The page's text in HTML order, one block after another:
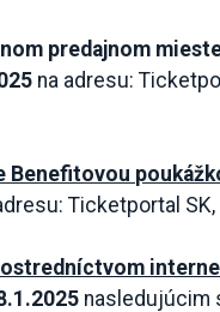
predajnom
na adresu:
Benefitovou
Ticketportal SK,
nasledujúcim